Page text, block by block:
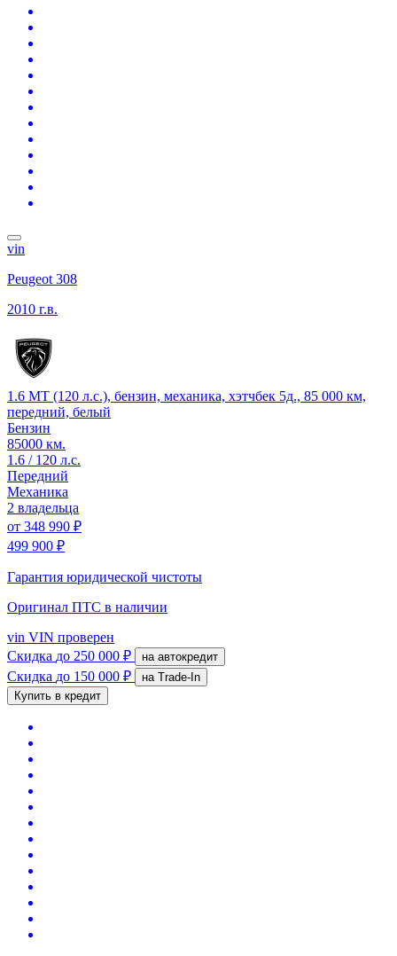
vin
Peugeot 308
2010 г.в.
1.6 MT (120 л.с.), бензин, механика, хэтчбек 5д., 85 000 км,
передний, белый
Бензин
85000 км.
1.6 / 120 л.с.
Передний
Механика
2 владельца
от 348 990 ₽
499 900 ₽
Гарантия юридической чистоты
Оригинал ПТС в наличии
vin VIN проверен
Скидка до 250 000 ₽ на автокредит
Скидка до 150 000 ₽
на Trade-In
Купить в кредит